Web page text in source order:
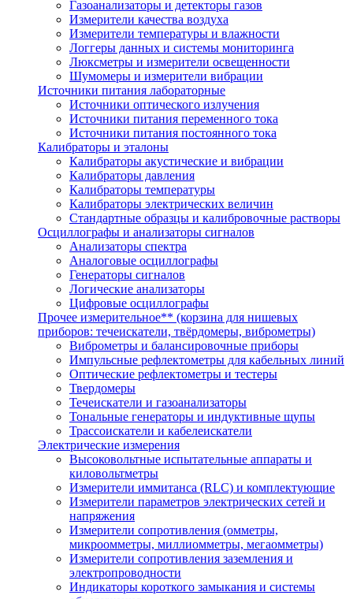
Газоанализаторы и детекторы газов
Измерители качества воздуха
Измерители температуры и влажности
Логгеры данных и системы мониторинга
Люксметры и измерители освещенности
Шумомеры и измерители вибрации
Источники питания лабораторные
Источники оптического излучения
Источники питания переменного тока
Источники питания постоянного тока
Калибраторы и эталоны
Калибраторы акустические и вибрации
Калибраторы давления
Калибраторы температуры
Калибраторы электрических величин
Стандартные образцы и калибровочные растворы
Осциллографы и анализаторы сигналов
Анализаторы спектра
Аналоговые осциллографы
Генераторы сигналов
Логические анализаторы
Цифровые осциллографы
Прочее измерительное** (корзина для нишевых
приборов: течеискатели, твёрдомеры, виброметры)
Виброметры и балансировочные приборы
Импульсные рефлектометры для кабельных линий
Оптические рефлектометры и тестеры
Твердомеры
Течеискатели и газоанализаторы
Тональные генераторы и индуктивные щупы
Трассоискатели и кабелеискатели
Электрические измерения
Высоковольтные испытательные аппараты и
киловольтметры
Измерители иммитанса (RLC) и комплектующие
Измерители параметров электрических сетей и
напряжения
Измерители сопротивления (омметры,
микроомметры, миллиомметры, мегаомметры)
Измерители сопротивления заземления и
электропроводности
Индикаторы короткого замыкания и системы